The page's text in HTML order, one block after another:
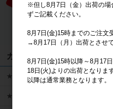
カテゴリ
★キャラクターグッズ
★新商品
※但し8月7日（金）出荷の
ずご記載ください。
8月7日(金)15時までのご注文
→8月17日（月）出荷とさせ
8月7日(金)15時以降～8月17
18日(火)よりの出荷となります
以降は通常業務となります。